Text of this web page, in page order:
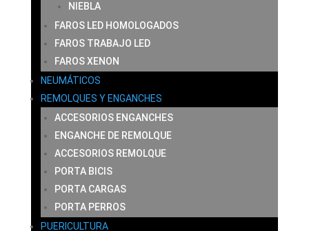
NIEBLA
FAROS LED HOMOLOGADOS
FAROS TRABAJO LED
FAROS XENON
NEUMÁTICOS
REMOLQUES Y ENGANCHES
ACCESORIOS ENGANCHES
ENGANCHE DE REMOLQUE
ACCESORIOS REMOLQUE
PORTA BICIS
PORTA CARGAS
PORTA PERROS
PUERICULTURA